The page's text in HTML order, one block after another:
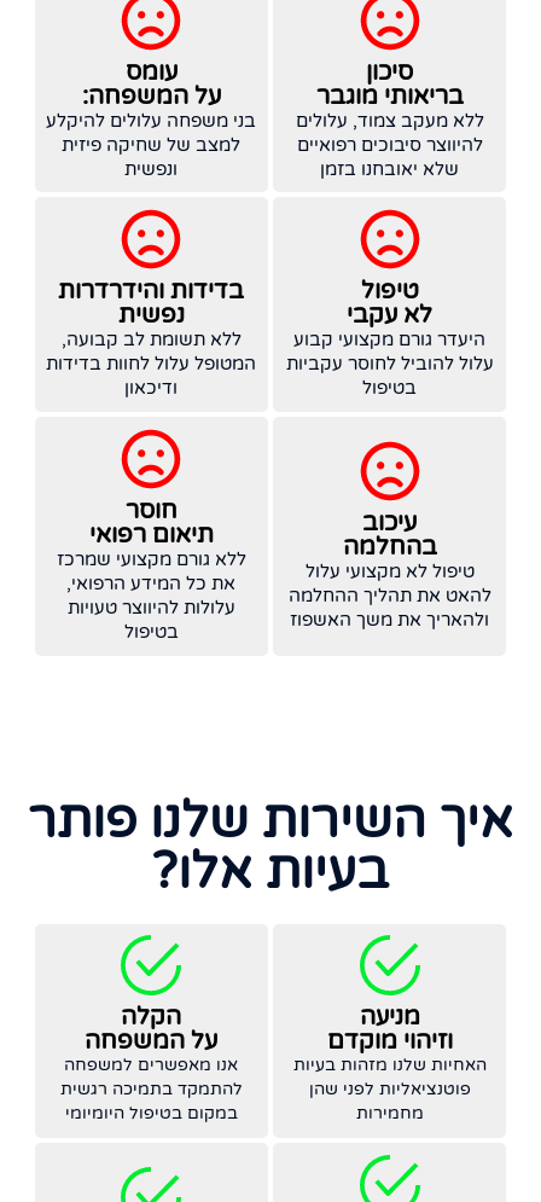
סיכון
בריאותי מוגבר
ללא מעקב צמוד, עלולים
להיווצר סיבוכים רפואיים
שלא יאובחנו בזמן
עומס
על המשפחה:
בני משפחה עלולים להיקלע
למצב של שחיקה פיזית
ונפשית
טיפול
לא עקבי
היעדר גורם מקצועי קבוע
עלול להוביל לחוסר עקביות
בטיפול
בדידות והידרדרות
נפשית
ללא תשומת לב קבועה,
המטופל עלול לחוות בדידות
ודיכאון
עיכוב
בהחלמה
טיפול לא מקצועי עלול
להאט את תהליך ההחלמה
ולהאריך את משך האשפוז
חוסר
תיאום רפואי
ללא גורם מקצועי שמרכז
את כל המידע הרפואי,
עלולות להיווצר טעויות
בטיפול
איך השירות שלנו פותר
בעיות אלו?
מניעה
וזיהוי מוקדם
האחיות שלנו מזהות בעיות
פוטנציאליות לפני שהן
מחמירות
הקלה
על המשפחה
אנו מאפשרים למשפחה
להתמקד בתמיכה רגשית
במקום בטיפול היומיומי